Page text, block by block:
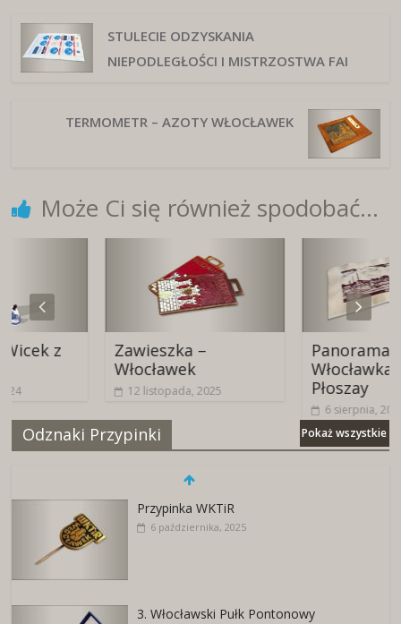
STULECIE ODZYSKANIA
NIEPODLEGŁOŚCI I MISTRZOSTWA FAI
TERMOMETR – AZOTY WŁOCŁAWEK
Może Ci się również spodobać...
z
Zawieszka –
Włocławek
12 listopada, 2025
Panorama
Włocławka – L.
Płoszay
6 sierpnia, 2024
Odznaki Przypinki Pokaż wszystkie
Przypinka WKTiR
6 października, 2025
3. Włocławski Pułk Pontonowy